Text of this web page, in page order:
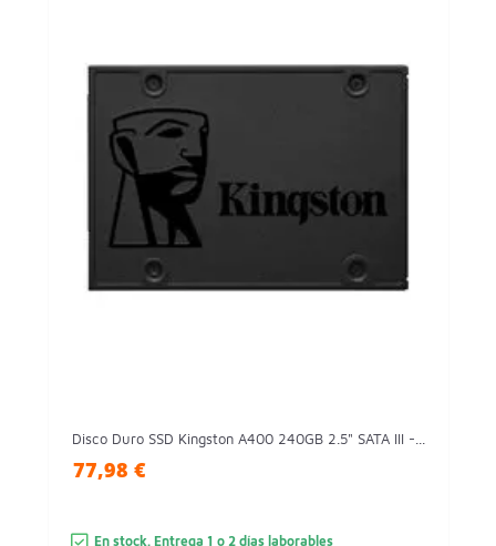
Disco Duro SSD Kingston A400 240GB 2.5" SATA III -...
77,98 €
En stock. Entrega 1 o 2 días laborables